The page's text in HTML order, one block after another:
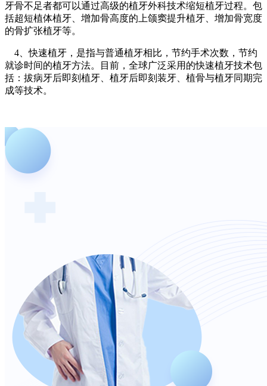
牙骨不足者都可以通过高级的植牙外科技术缩短植牙过程。包
括超短植体植牙、增加骨高度的上颌窦提升植牙、增加骨宽度
的骨扩张植牙等。
4、快速植牙，是指与普通植牙相比，节约手术次数，节约
就诊时间的植牙方法。目前，全球广泛采用的快速植牙技术包
括：拔病牙后即刻植牙、植牙后即刻装牙、植骨与植牙同期完
成等技术。